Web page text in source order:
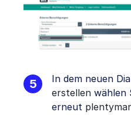
In dem neuen
erstellen wählen
erneut